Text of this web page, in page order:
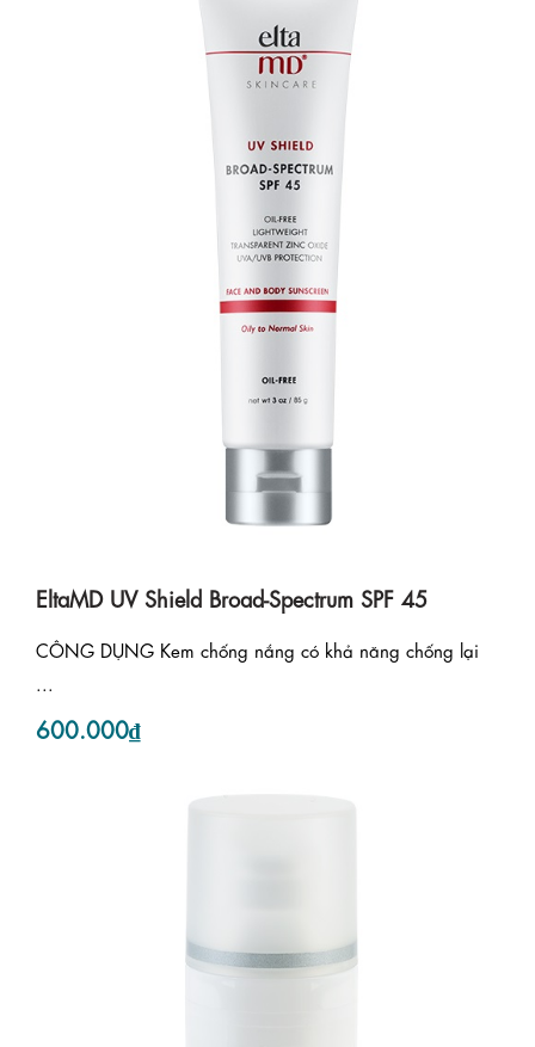
EltaMD UV Shield Broad-Spectrum SPF 45
CÔNG DỤNG Kem chống nắng có khả năng chống lại
600.000₫